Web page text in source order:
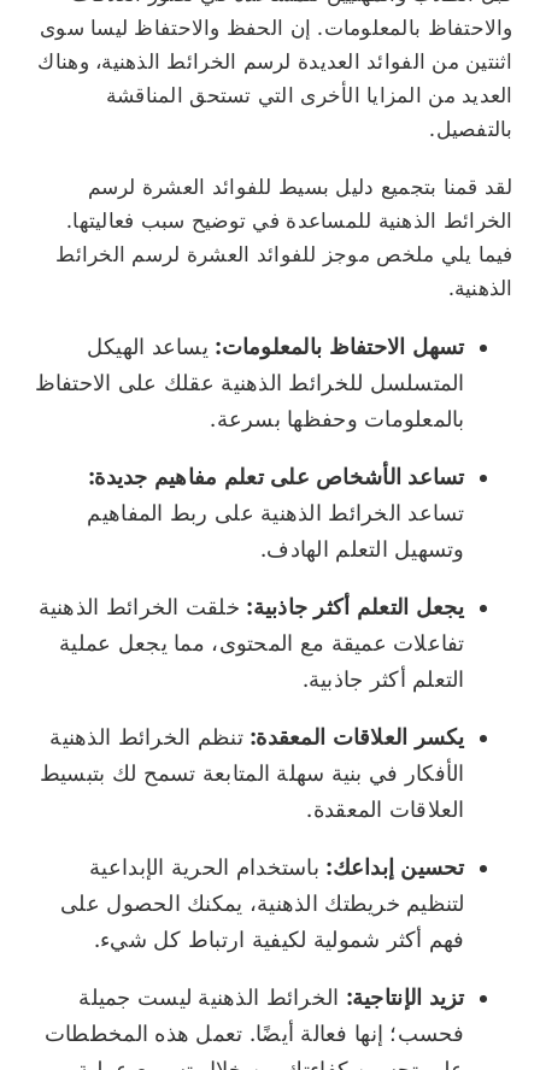
والاحتفاظ بالمعلومات. إن الحفظ والاحتفاظ ليسا سوى
اثنتين من الفوائد العديدة لرسم الخرائط الذهنية، وهناك
العديد من المزايا الأخرى التي تستحق المناقشة
بالتفصيل.
لقد قمنا بتجميع دليل بسيط للفوائد العشرة لرسم
الخرائط الذهنية للمساعدة في توضيح سبب فعاليتها.
فيما يلي ملخص موجز للفوائد العشرة لرسم الخرائط
الذهنية.
تسهل الاحتفاظ بالمعلومات: يساعد الهيكل
المتسلسل للخرائط الذهنية عقلك على الاحتفاظ
بالمعلومات وحفظها بسرعة.
تساعد الأشخاص على تعلم مفاهيم جديدة:
تساعد الخرائط الذهنية على ربط المفاهيم
وتسهيل التعلم الهادف.
يجعل التعلم أكثر جاذبية: خلقت الخرائط الذهنية
تفاعلات عميقة مع المحتوى، مما يجعل عملية
التعلم أكثر جاذبية.
يكسر العلاقات المعقدة: تنظم الخرائط الذهنية
الأفكار في بنية سهلة المتابعة تسمح لك بتبسيط
العلاقات المعقدة.
تحسين إبداعك: باستخدام الحرية الإبداعية
لتنظيم خريطتك الذهنية، يمكنك الحصول على
فهم أكثر شمولية لكيفية ارتباط كل شيء.
تزيد الإنتاجية: الخرائط الذهنية ليست جميلة
فحسب؛ إنها فعالة أيضًا. تعمل هذه المخططات